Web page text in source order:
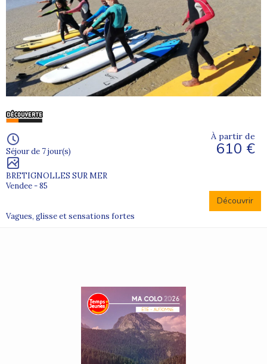
Séjour de 7 jour(s)
BRETIGNOLLES SUR MER
Vendee - 85
À partir de
610 €
Découvrir
Vagues, glisse et sensations fortes